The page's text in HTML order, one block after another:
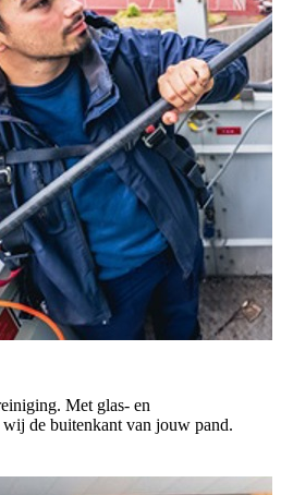
Met glas- en
wij de buitenkant van jouw pand.